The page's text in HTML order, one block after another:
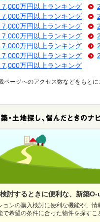
万円以上ランキング
万円以上ランキング
万円以上ランキング
万円以上ランキング
万円以上ランキング
万円以上ランキング
万円以上ランキング
ージへのアクセス数などをもとに
討するときに便利な、新築
ョンの購入検討に便利な機能や、
希望の条件に合った物件を探すこ